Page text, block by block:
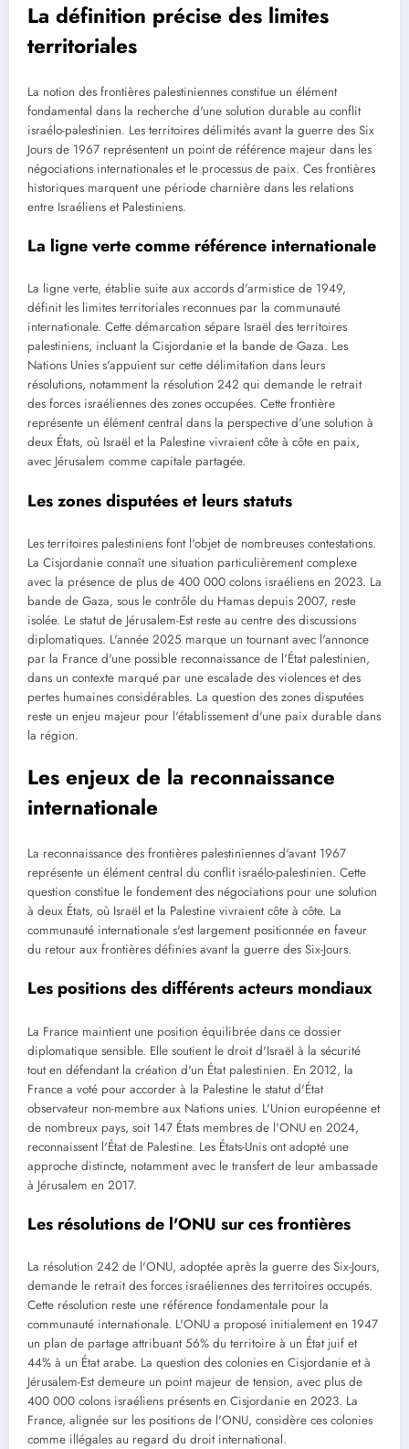
La définition précise des limites
territoriales
La notion des frontières palestiniennes constitue un élément
fondamental dans la recherche d'une solution durable au conflit
israélo-palestinien. Les territoires délimités avant la guerre des Six
Jours de 1967 représentent un point de référence majeur dans les
négociations internationales et le processus de paix. Ces frontières
historiques marquent une période charnière dans les relations
entre Israéliens et Palestiniens.
La ligne verte comme référence internationale
La ligne verte, établie suite aux accords d'armistice de 1949,
définit les limites territoriales reconnues par la communauté
internationale. Cette démarcation sépare Israël des territoires
palestiniens, incluant la Cisjordanie et la bande de Gaza. Les
Nations Unies s'appuient sur cette délimitation dans leurs
résolutions, notamment la résolution 242 qui demande le retrait
des forces israéliennes des zones occupées. Cette frontière
représente un élément central dans la perspective d'une solution à
deux États, où Israël et la Palestine vivraient côte à côte en paix,
avec Jérusalem comme capitale partagée.
Les zones disputées et leurs statuts
Les territoires palestiniens font l'objet de nombreuses contestations.
La Cisjordanie connaît une situation particulièrement complexe
avec la présence de plus de 400 000 colons israéliens en 2023. La
bande de Gaza, sous le contrôle du Hamas depuis 2007, reste
isolée. Le statut de Jérusalem-Est reste au centre des discussions
diplomatiques. L'année 2025 marque un tournant avec l'annonce
par la France d'une possible reconnaissance de l'État palestinien,
dans un contexte marqué par une escalade des violences et des
pertes humaines considérables. La question des zones disputées
reste un enjeu majeur pour l'établissement d'une paix durable dans
la région.
Les enjeux de la reconnaissance
internationale
La reconnaissance des frontières palestiniennes d'avant 1967
représente un élément central du conflit israélo-palestinien. Cette
question constitue le fondement des négociations pour une solution
à deux États, où Israël et la Palestine vivraient côte à côte. La
communauté internationale s'est largement positionnée en faveur
du retour aux frontières définies avant la guerre des Six-Jours.
Les positions des différents acteurs mondiaux
La France maintient une position équilibrée dans ce dossier
diplomatique sensible. Elle soutient le droit d'Israël à la sécurité
tout en défendant la création d'un État palestinien. En 2012, la
France a voté pour accorder à la Palestine le statut d'État
observateur non-membre aux Nations unies. L'Union européenne et
de nombreux pays, soit 147 États membres de l'ONU en 2024,
reconnaissent l'État de Palestine. Les États-Unis ont adopté une
approche distincte, notamment avec le transfert de leur ambassade
à Jérusalem en 2017.
Les résolutions de l'ONU sur ces frontières
La résolution 242 de l'ONU, adoptée après la guerre des Six-Jours,
demande le retrait des forces israéliennes des territoires occupés.
Cette résolution reste une référence fondamentale pour la
communauté internationale. L'ONU a proposé initialement en 1947
un plan de partage attribuant 56% du territoire à un État juif et
44% à un État arabe. La question des colonies en Cisjordanie et à
Jérusalem-Est demeure un point majeur de tension, avec plus de
400 000 colons israéliens présents en Cisjordanie en 2023. La
France, alignée sur les positions de l'ONU, considère ces colonies
comme illégales au regard du droit international.